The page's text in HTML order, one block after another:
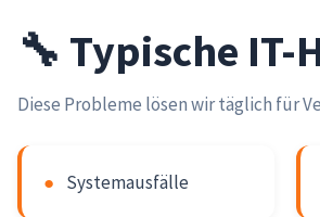
🔧 Typische
Diese Probleme lösen wir täglich für
● Systemausfälle